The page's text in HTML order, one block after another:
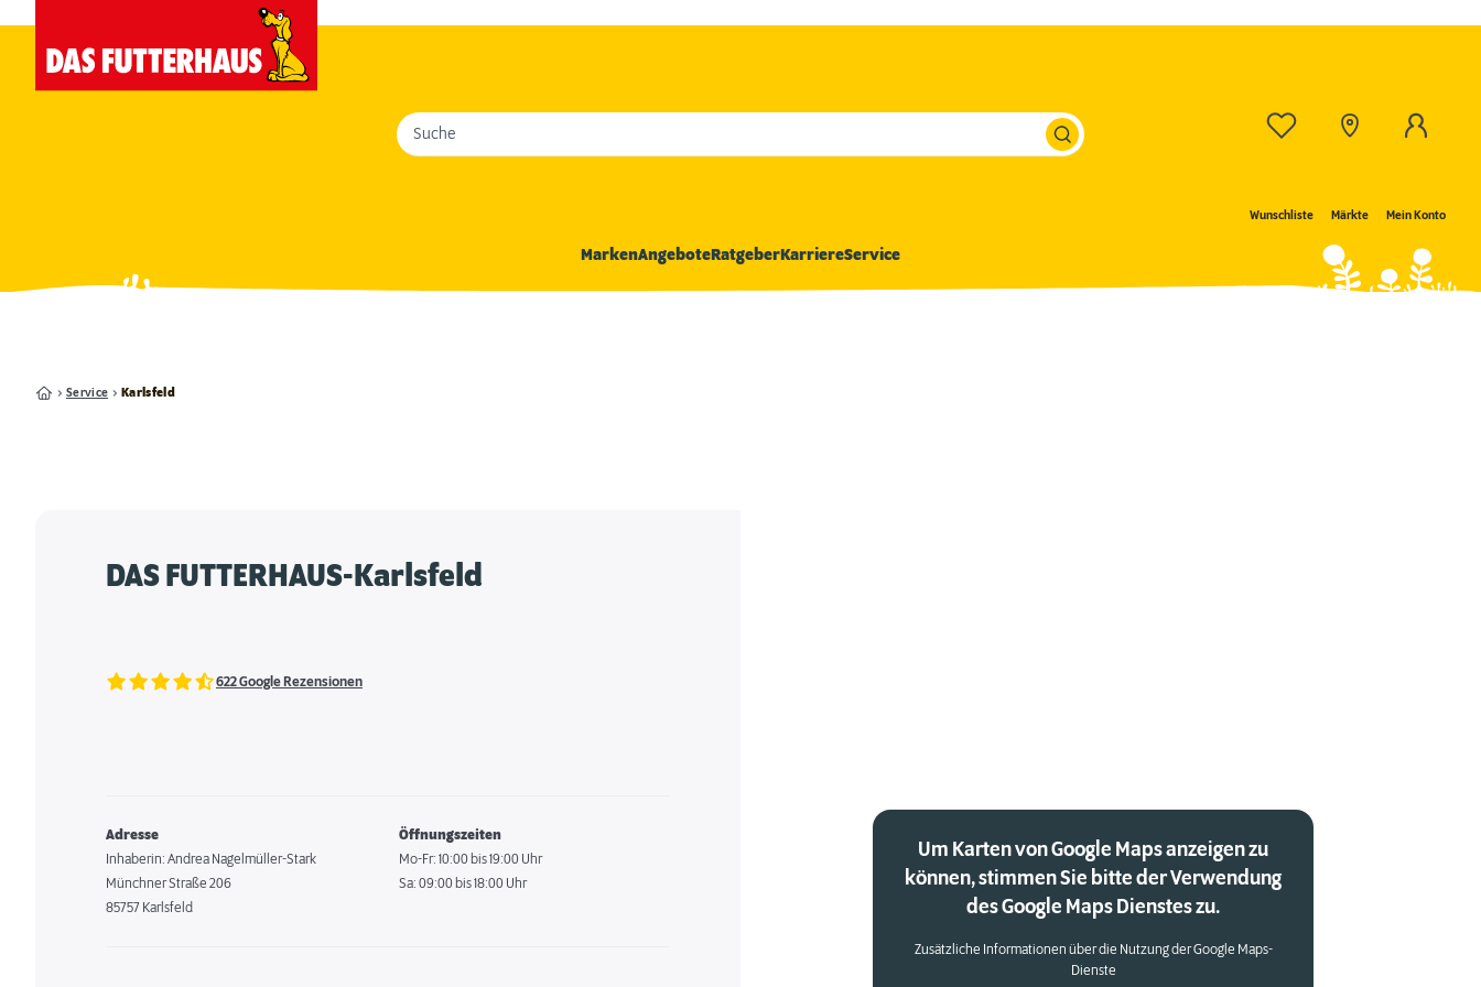
Wunschliste Märkte Mein Konto
Suche
MarkenAngeboteRatgeberKarriereService
Service Karlsfeld
DAS FUTTERHAUS-Karlsfeld
622 Google Rezensionen
Adresse
Inhaberin: Andrea Nagelmüller-Stark
Münchner Straße 206
85757 Karlsfeld
Öffnungszeiten
Mo-Fr: 10:00 bis 19:00 Uhr
Sa: 09:00 bis 18:00 Uhr
Um Karten von Google Maps anzeigen zu
können, stimmen Sie bitte der Verwendung
des Google Maps Dienstes zu.
Zusätzliche Informationen über die Nutzung der Google Maps-
Dienste